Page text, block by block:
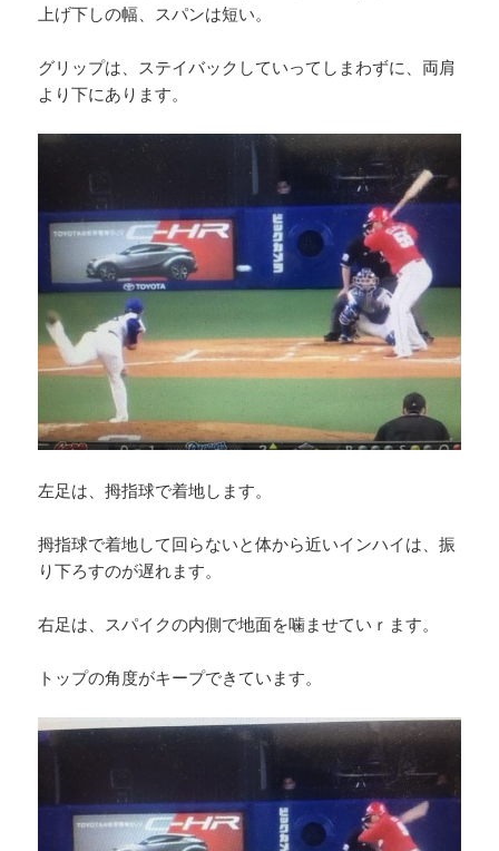
上げ下しの幅、スパンは短い。
グリップは、ステイバックしていってしまわずに、両肩
より下にあります。
左足は、拇指球で着地します。
拇指球で着地して回らないと体から近いインハイは、振
り下ろすのが遅れます。
右足は、スパイクの内側で地面を噛ませていｒます。
トップの角度がキープできています。